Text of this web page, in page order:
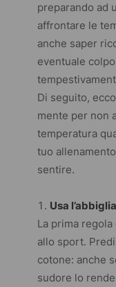
preparando ad
affrontare le
anche saper
eventuale
Di seguito,
mente per non
temperatura
tuo
sentire.
Usa
La prima
allo sport.
cotone: anche
sudore lo